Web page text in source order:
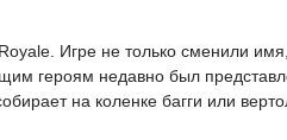
Игре не только сменили
героям недавно был
на коленке багги или